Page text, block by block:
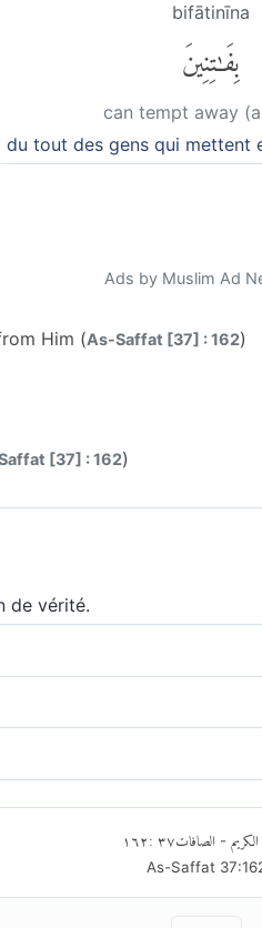
bifātinīna
بِفَٰتِنِينَ
can tempt away
du tout des gens qui mettent
Ads by Muslim Ad
Him (As-Saffat [37] : 162)
[37] : 162)
de vérité.
- الصافات٣٧:١٦٢
As-Saffat 37: